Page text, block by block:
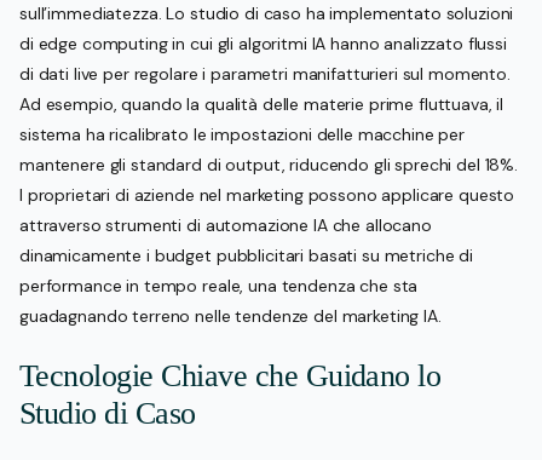
sull’immediatezza. Lo studio di caso ha implementato soluzioni
di edge computing in cui gli algoritmi IA hanno analizzato flussi
di dati live per regolare i parametri manifatturieri sul momento.
Ad esempio, quando la qualità delle materie prime fluttuava, il
sistema ha ricalibrato le impostazioni delle macchine per
mantenere gli standard di output, riducendo gli sprechi del 18%.
I proprietari di aziende nel marketing possono applicare questo
attraverso strumenti di automazione IA che allocano
dinamicamente i budget pubblicitari basati su metriche di
performance in tempo reale, una tendenza che sta
guadagnando terreno nelle tendenze del marketing IA.
Tecnologie Chiave che Guidano lo
Studio di Caso